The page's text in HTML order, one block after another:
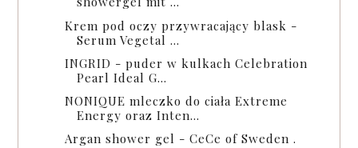
Krem pod oczy przywracający blask -
Serum Vegetal ...
INGRID - puder w kulkach Celebration
Pearl Ideal G...
NONIQUE mleczko do ciała Extreme
Energy oraz Inten...
Argan shower gel - CeCe of Sweden .